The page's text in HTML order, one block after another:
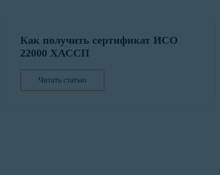
Как получить сертификат ИСО
22000 ХАССП
Читать статью